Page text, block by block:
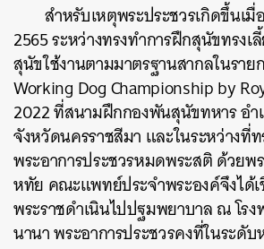
สำหรับเหตุพระประชวรเกิดขึ้นเ
2565 ระหว่างทรงทำการฝึกสุนัขทรงเ
สุนัขใช้งานตามมาตรฐานสากลในราย
Working Dog Championship by
2022 ที่สนามฝึกกองพันสุนัขทหาร อำ
จังหวัดนครราชสีมา และในระหว่างที่
พระอาการประชวรหมดพระสติ ด้วยพ
หทัย คณะแพทย์ประจำพระองค์จึงได้
พระราชดำเนินไปปฐมพยาบาล ณ โร
นานา พระอาการประชวรคงที่ในระดับ
ค้นหา
SHARE TWEET LINE